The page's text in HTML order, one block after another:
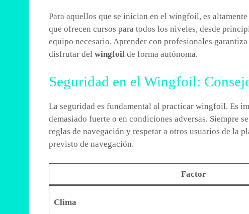
Para aquellos que se inician en el wingfoil, es
que ofrecen cursos para todos los niveles, desde
equipo necesario. Aprender con profesionales
disfrutar del wingfoil de forma autónoma.
Seguridad en el Wingfoil:
La seguridad es fundamental al practicar wingfoil. Es
demasiado fuerte o en condiciones adversas. Siempre
reglas de navegación y respetar a otros usuarios de la
previsto de navegación.
Factor
Clima